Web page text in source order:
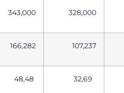
343,000 328,000
166,282 107,237
32,69